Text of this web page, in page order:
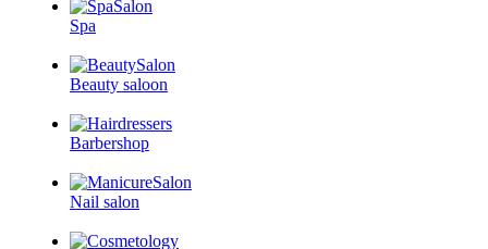
Spa
Beauty saloon
Barbershop
Nail salon